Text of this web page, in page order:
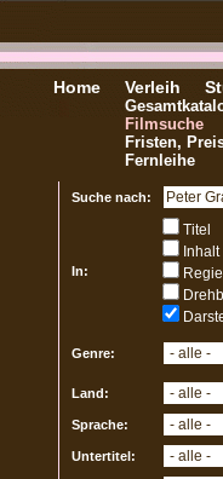
Home Verleih
Filmsuche
Fristen,
Fernleihe
Suche nach:
In:
Titel
Inhalt
Regie
Genre:
Land:
Sprache:
Untertitel: